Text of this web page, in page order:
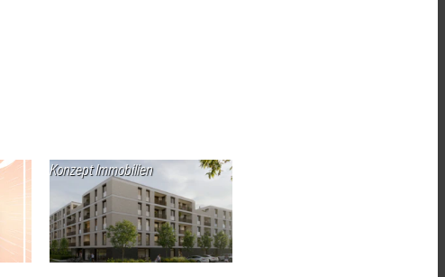
Konzept Immobilien